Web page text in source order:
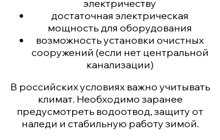
электричеству
достаточная электрическая
мощность для оборудования
возможность установки очистных
сооружений (если нет центральной
канализации)
В российских условиях важно учитывать
климат. Необходимо заранее
предусмотреть водоотвод, защиту от
наледи и стабильную работу зимой.